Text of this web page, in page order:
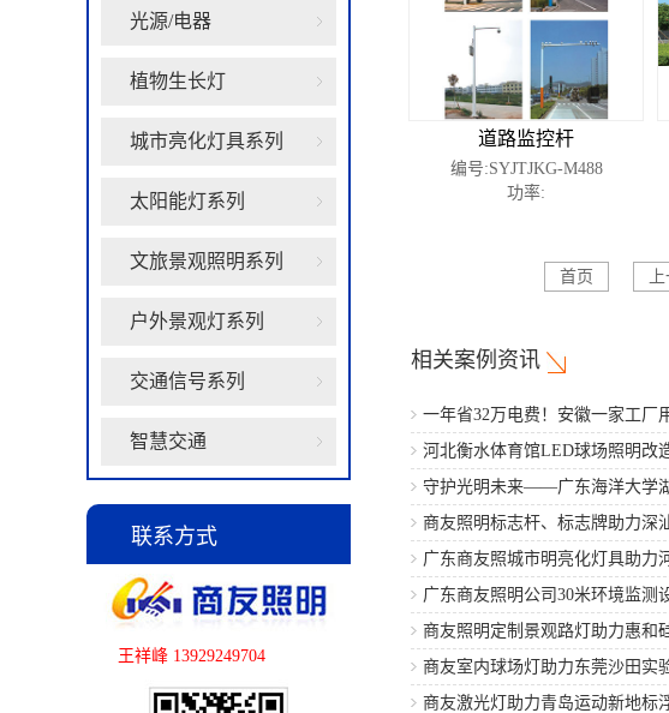
光源/电器
植物生长灯
城市亮化灯具系列
太阳能灯系列
文旅景观照明系列
户外景观灯系列
交通信号系列
智慧交通
联系方式
王祥峰 13929249704
道路监控杆
编号:SYJTJKG-M488
功率:
首页
相关案例资讯
一年省32万电费！安徽一家工厂
出一辆豪车
河北衡水体育馆LED球场照明改
守护光明未来——广东海洋大学
造工程案例
商友照明标志杆、标志牌助力深
广东商友照城市明亮化灯具助力
目建设
广东商友照明公司30米环境监测
商友照明定制景观路灯助力惠和
建设
商友室内球场灯助力东莞沙田实
项目
商友激光灯助力青岛运动新地标